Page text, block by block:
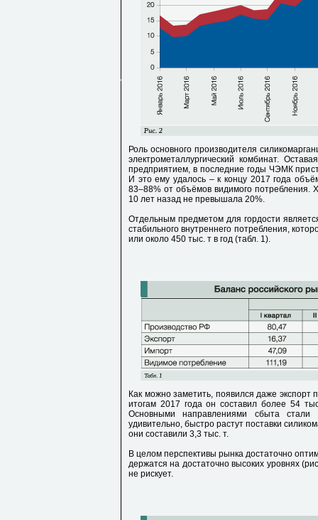
Роль основного производителя
электрометаллургический комбинат.
предприятием, в последние годы ЧЭМК
И это ему удалось – к концу 2017 года
83–88% от объёмов видимого
10 лет назад не превышала 20%.
Отдельным предметом для гордости
стабильного внутреннего потребления,
или около 450 тыс. т в год (табл. 1).
Как можно заметить, появился даже
итогам 2017 года он составил более 54
Основными направлениями сбыта
удивительно, быстро растут поставки
они составили 3,3 тыс. т.
В целом перспективы рынка достаточно
держатся на достаточно высоких уровнях
не рискует.